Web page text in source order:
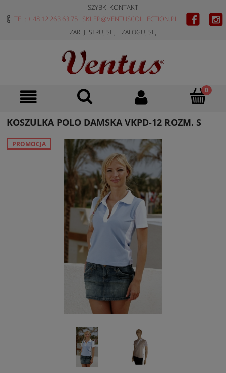
SZYBKI KONTAKT
TEL: + 48 12 263 63 75 SKLEP@VENTUSCOLLECTION.PL
ZAREJESTRUJ SIĘ ZALOGUJ SIĘ
KOSZULKA POLO DAMSKA VKPD-12 ROZM. S
PROMOCJA